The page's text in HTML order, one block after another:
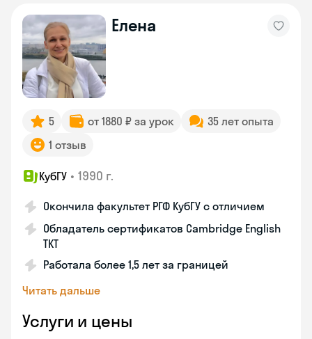
Елена
5 от 1880 ₽ за урок
35 лет опыта
1 отзыв
КубГУ • 1990 г.
Окончила факультет РГФ КубГУ с отличием
Обладатель сертификатов Cambridge English
TKT
Работала более 1,5 лет за границей
Читать дальше
Услуги и цены